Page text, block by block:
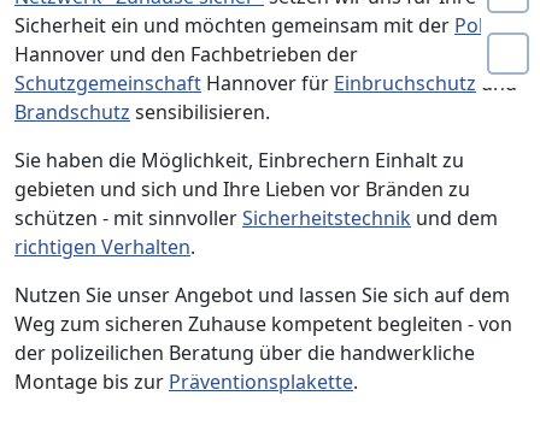
Sicherheit ein und möchten gemeinsam mit der Polizei
Hannover und den Fachbetrieben der
Schutzgemeinschaft Hannover für Einbruchschutz und
Brandschutz sensibilisieren.
Sie haben die Möglichkeit, Einbrechern Einhalt zu
gebieten und sich und Ihre Lieben vor Bränden zu
schützen - mit sinnvollerSicherheitstechnik und dem
richtigen Verhalten.
Nutzen Sie unser Angebot und lassen Sie sich auf dem
Weg zum sicheren Zuhause kompetent begleiten - von
der polizeilichen Beratung über die handwerkliche
Montage bis zur Präventionsplakette.